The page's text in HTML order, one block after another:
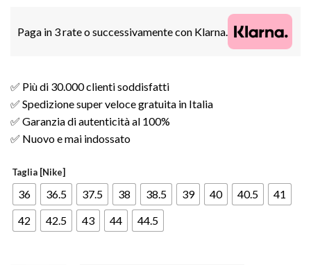
Paga in 3 rate o successivamente con Klarna.
✅ Più di 30.000 clienti soddisfatti
✅ Spedizione super veloce gratuita in Italia
✅ Garanzia di autenticità al 100%
✅ Nuovo e mai indossato
Taglia [Nike]
36 36.5 37.5 38 38.5 39 40 40.5
41
42
42.5 43 44 44.5